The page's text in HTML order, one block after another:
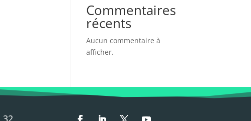
Commentaires
récents
Aucun commentaire à
afficher.
32